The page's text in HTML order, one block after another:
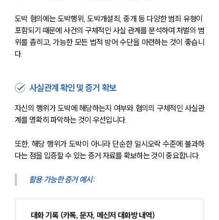
도박 혐의에는 도박행위, 도박개설죄, 중개 등 다양한 범죄 유형이
포함되기 때문에 사건의 구체적인 사실 관계를 분석하여 처벌의 범
위를 좁히고, 가능한 모든 법적 방어 수단을 마련하는 것이 좋습니
다.
사실관계 확인 및 증거 확보
자신의 행위가 도박에 해당하는지 여부와 혐의의 구체적인 사실관
계를 명확히 파악하는 것이 우선입니다.
또한, 해당 행위가 도박이 아니라 단순한 일시오락 수준에 불과하
다는 점을 입증할 수 있는 증거 자료를 확보하는 것이 중요합니다.
활용 가능한 증거 예시:
대화 기록 (카톡, 문자, 메신저 대화방 내역)